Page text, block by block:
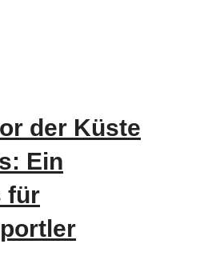
der Küste
Ein
für